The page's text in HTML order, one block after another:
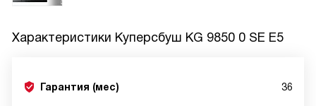
Характеристики Куперсбуш KG 9850 0 SE E5
Гарантия (мес) 36